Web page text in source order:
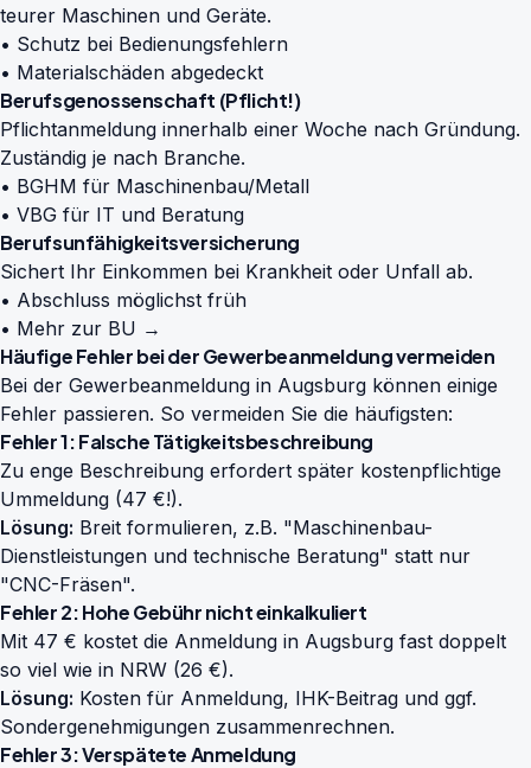
teurer Maschinen und Geräte.
• Schutz bei Bedienungsfehlern
• Materialschäden abgedeckt
Berufsgenossenschaft (Pflicht!)
Pflichtanmeldung innerhalb einer Woche nach Gründung.
Zuständig je nach Branche.
• BGHM für Maschinenbau/Metall
• VBG für IT und Beratung
Berufsunfähigkeitsversicherung
Sichert Ihr Einkommen bei Krankheit oder Unfall ab.
• Abschluss möglichst früh
• Mehr zur BU →
Häufige Fehler bei der Gewerbeanmeldung vermeiden
Bei der Gewerbeanmeldung in Augsburg können einige
Fehler passieren. So vermeiden Sie die häufigsten:
Fehler 1: Falsche Tätigkeitsbeschreibung
Zu enge Beschreibung erfordert später kostenpflichtige
Ummeldung (47 €!).
Lösung: Breit formulieren, z.B. "Maschinenbau-
Dienstleistungen und technische Beratung" statt nur
"CNC-Fräsen".
Fehler 2: Hohe Gebühr nicht einkalkuliert
Mit 47 € kostet die Anmeldung in Augsburg fast doppelt
so viel wie in NRW (26 €).
Lösung: Kosten für Anmeldung, IHK-Beitrag und ggf.
Sondergenehmigungen zusammenrechnen.
Fehler 3: Verspätete Anmeldung